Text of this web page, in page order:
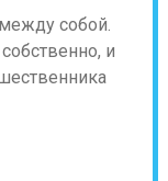
собой.
и